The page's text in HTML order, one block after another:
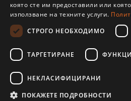
GDPR
Нашият онлайн магазин е
Моите лични
която сте им предоставили или
използване на техните услуги.
СТРОГО НЕОБХОДИМО
ТАРГЕТИРАНЕ
НЕКЛАСИФИЦИРАНИ
ПОКАЖЕТЕ ПОДРОБНОСТИ